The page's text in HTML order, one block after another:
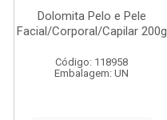
Dolomita Pelo e Pele
Facial/Corporal/Capilar 200g
Código: 118958
Embalagem: UN